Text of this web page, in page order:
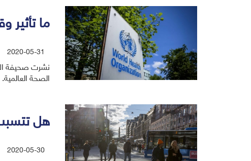
ما تأثير
2020-05-31
نشرت صحيفة
الصحة
هل
2020-05-30